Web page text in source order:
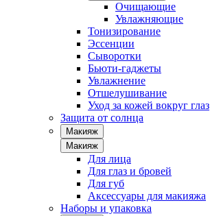
Очищающие
Увлажняющие
Тонизирование
Эссенции
Сыворотки
Бьюти-гаджеты
Увлажнение
Отшелушивание
Уход за кожей вокруг глаз
Защита от солнца
Макияж
Макияж
Для лица
Для глаз и бровей
Для губ
Аксессуары для макияжа
Наборы и упаковка